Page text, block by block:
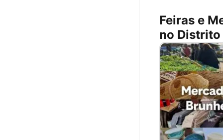
Feiras e
no Distrito